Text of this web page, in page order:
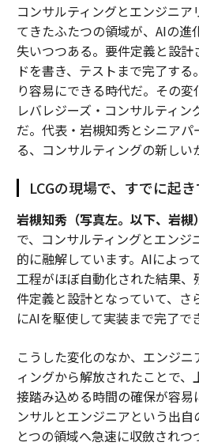
コンサルティングとエンジニ
てきたふたつの領域が、AIの進
失いつつある。要件定義と設計
ドを書き、テストまで完了す
り容易にできる時代だ。その変
レバレジーズ・コンサルティン
だ。代表・岩槻知秀とシニア
る、コンサルティングの新しい
LCGの現場で、すでに起
岩槻知秀（写真左。以下、岩槻）
で、コンサルティングとエンジ
的に融解しています。AIによっ
工程がほぼ自動化された結果
件定義と設計となっていて、さ
にAIを駆使して実装まで完了で
こうした変化のなか、エンジ
ィングから解放されたことで
接踏み込める時間の確保が容易
ンサルとエンジニアという出
とつの領域へ急速に収斂されつ